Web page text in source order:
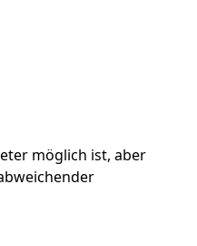
möglich ist, aber